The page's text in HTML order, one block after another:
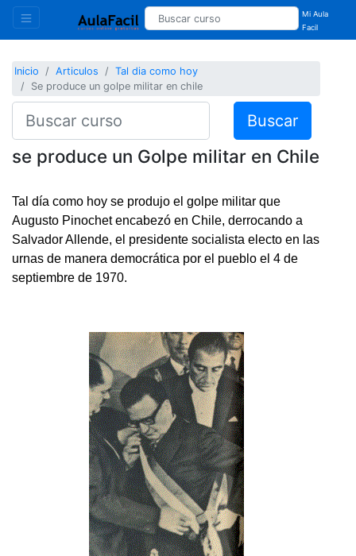
Mi Aula
Facil
Inicio Articulos
Tal dia como hoy
Se produce un golpe militar en chile
Buscar
se produce un Golpe militar en Chile
Tal día como hoy se produjo el golpe militar que
Augusto Pinochet encabezó en Chile, derrocando a
Salvador Allende, el presidente socialista electo en las
urnas de manera democrática por el pueblo el 4 de
septiembre de 1970.